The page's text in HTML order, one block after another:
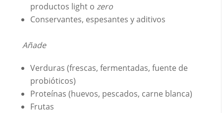
productos light o zero
Conservantes, espesantes y aditivos
Añade
Verduras (frescas, fermentadas, fuente de
probióticos)
Proteínas (huevos, pescados, carne blanca)
Frutas